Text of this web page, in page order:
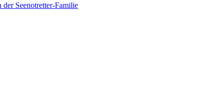
Seenotretter-Familie